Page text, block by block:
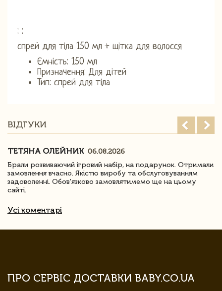
: :
спрей для тіла 150 мл + щітка для волосся
Ємність: 150 мл
Призначення: Для дітей
Тип: спрей для тіла
ВІДГУКИ
ТЕТЯНА ОЛЕЙНИК 06.08.2026
Брали розвиваючий ігровий набір, на подарунок. Отримали
замовлення вчасно. Якістю виробу та обслуговуванням
задоволенні. Обов'язково замовлятимемо ще на цьому
сайті.
Усі коментарі
ПРО СЕРВІС ДОСТАВКИ BABY.CO.UA